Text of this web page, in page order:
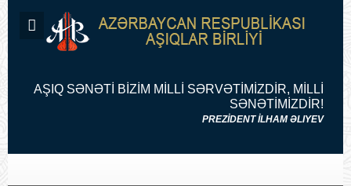
AŞIQ SƏNƏTİ BİZİM MİLLİ SƏRVƏTİMİZDİR, MİLLİ
SƏNƏTİMİZDİR!
PREZİDENT İLHAM ƏLIYEV